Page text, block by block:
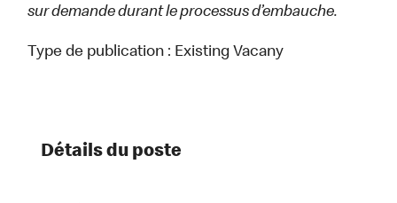
sur demande durant le processus d’embauche.
Type de publication : Existing Vacany
Détails du poste